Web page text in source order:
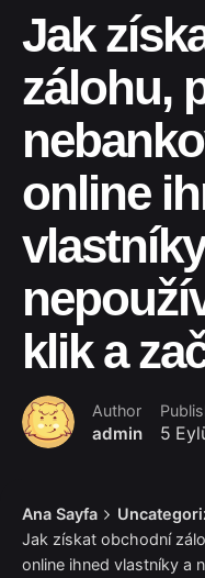
Jak
zálohu,
online
klik a
Author
admin 5
Ana Sayfa
Jak získat obchodní
online ihned vlastníky a